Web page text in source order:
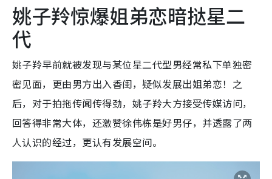
姚子羚惊爆姐弟恋暗挞星二
代
姚子羚早前就被发现与某位星二代型男经常私下单独密
密见面，更由男方出入香闺，疑似发展出姐弟恋！之
后，对于拍拖传闻传得劲，姚子羚大方接受传媒访问，
回答得非常大体，还激赞徐伟栋是好男仔，并透露了两
人认识的经过，更认有发展空间。